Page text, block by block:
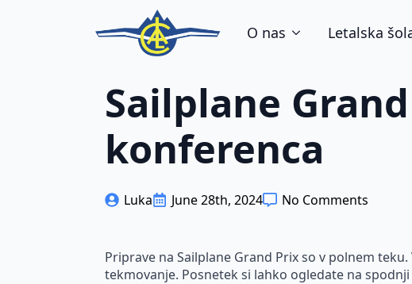
O nas Letalska
Sailplane
konferenca
Luka June 28th, 2024 No Comments
Priprave na Sailplane Grand Prix so v polnem
tekmovanje. Posnetek si lahko ogledate na spodnji